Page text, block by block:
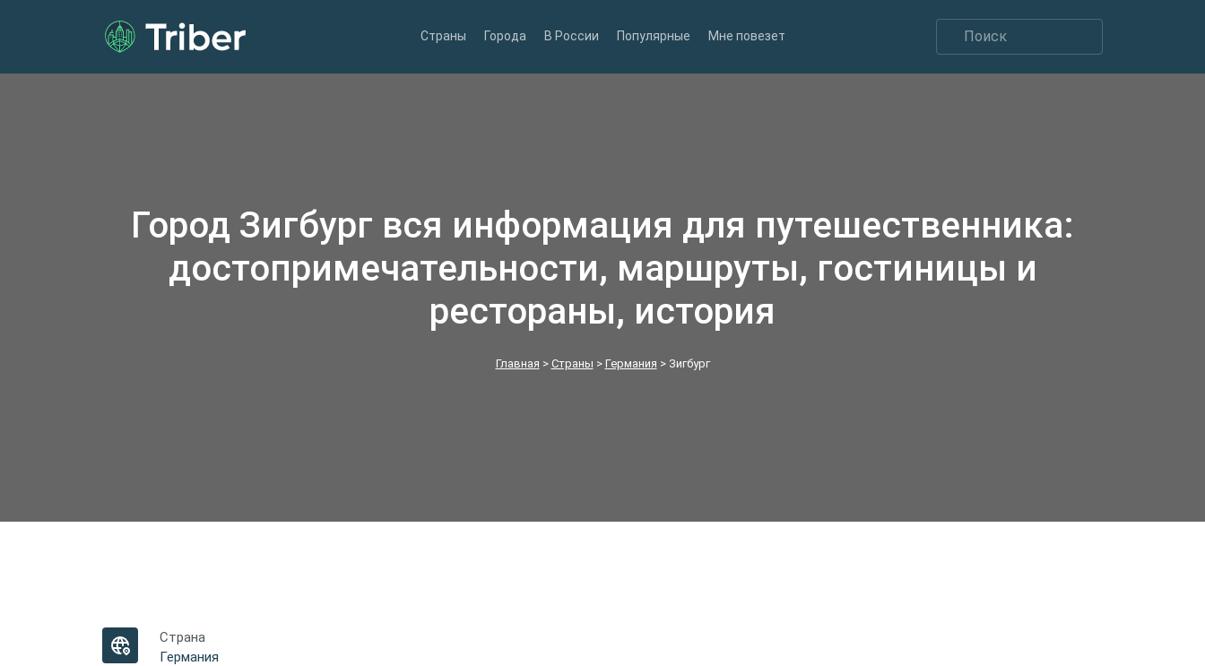
Страны Города В России Популярные Мне повезет
Город Зигбург вся информация для путешественника:
достопримечательности, маршруты, гостиницы и
рестораны, история
Главная > Страны > Германия > Зигбург
Страна
Германия